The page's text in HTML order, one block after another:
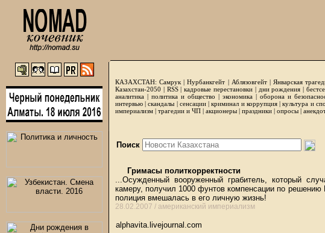
КАЗАХСТАН: Самрук |Нурбанкгейт | Аблязовгейт| Январская
Казахстан-2050 | RSS|кадровые перестановки| дни рождения |
аналитика | политика и общество | экономика | оборона и
интервью |скандалы | сенсации|криминал и коррупция|культура и
империализм | трагедии и ЧП | акционеры | праздники | опросы |
Поиск
Гримасы политкорректности
...Осужденный вооруженный грабитель, который
камеру, получил 1000 фунтов компенсации по решению
полиция вмешалась в его личную жизнь!
28.02.2007 / американский империализм
alphavita.livejournal.com